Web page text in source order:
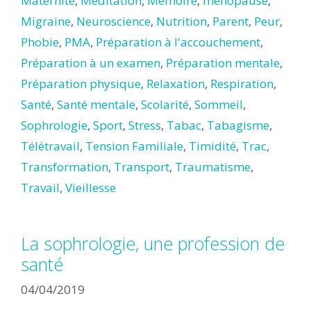
Migraine, Neuroscience, Nutrition, Parent, Peur,
Phobie, PMA, Préparation à l'accouchement,
Préparation à un examen, Préparation mentale,
Préparation physique, Relaxation, Respiration,
Santé, Santé mentale, Scolarité, Sommeil,
Sophrologie, Sport, Stress, Tabac, Tabagisme,
Télétravail, Tension Familiale, Timidité, Trac,
Transformation, Transport, Traumatisme,
Travail, Vieillesse
La sophrologie, une profession de
santé
04/04/2019